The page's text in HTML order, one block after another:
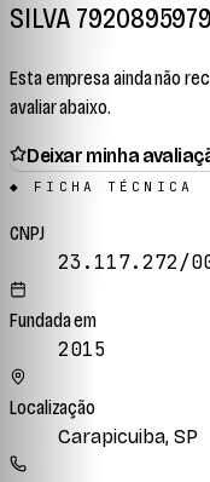
SILVA
Esta empresa ainda não
avaliar abaixo.
Deixar minha
◆ FICHA TÉCNICA
CNPJ
23.117.272/
Fundada em
2015
Localização
Carapicuiba, SP